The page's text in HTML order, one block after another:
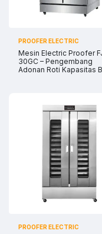
PROOFER ELECTRIC
Mesin Electric Proofer
30GC – Pengembang
Adonan Roti Kapasitas
PROOFER ELECTRIC
Support 24/7
Klik kontak untuk